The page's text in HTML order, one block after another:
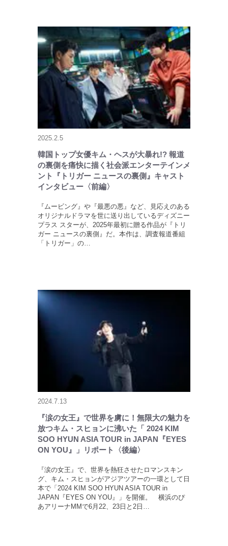
2025.2.5
韓国トップ女優キム・ヘスが大暴れ!? 報道
の裏側を痛快に描く社会派エンターテインメ
ント『トリガー ニュースの裏側』キャスト
インタビュー〈前編〉
『ムービング』や『最悪の悪』など、見応えのある
オリジナルドラマを世に送り出しているディズニー
プラス スターが、2025年最初に贈る作品が『トリ
ガー ニュースの裏側』だ。本作は、調査報道番組
「トリガー」の…
2024.7.13
『涙の女王』で世界を虜に！無限大の魅力を
放つキム・スヒョンに沸いた「 2024 KIM
SOO HYUN ASIA TOUR in JAPAN『EYES
ON YOU』」リポート〈後編〉
『涙の女王』で、世界を熱狂させたロマンスキン
グ、キム・スヒョンがアジアツアーの一環として日
本で「2024 KIM SOO HYUN ASIA TOUR in
JAPAN『EYES ON YOU』」を開催。 横浜のぴ
あアリーナMMで6月22、23日と2日…